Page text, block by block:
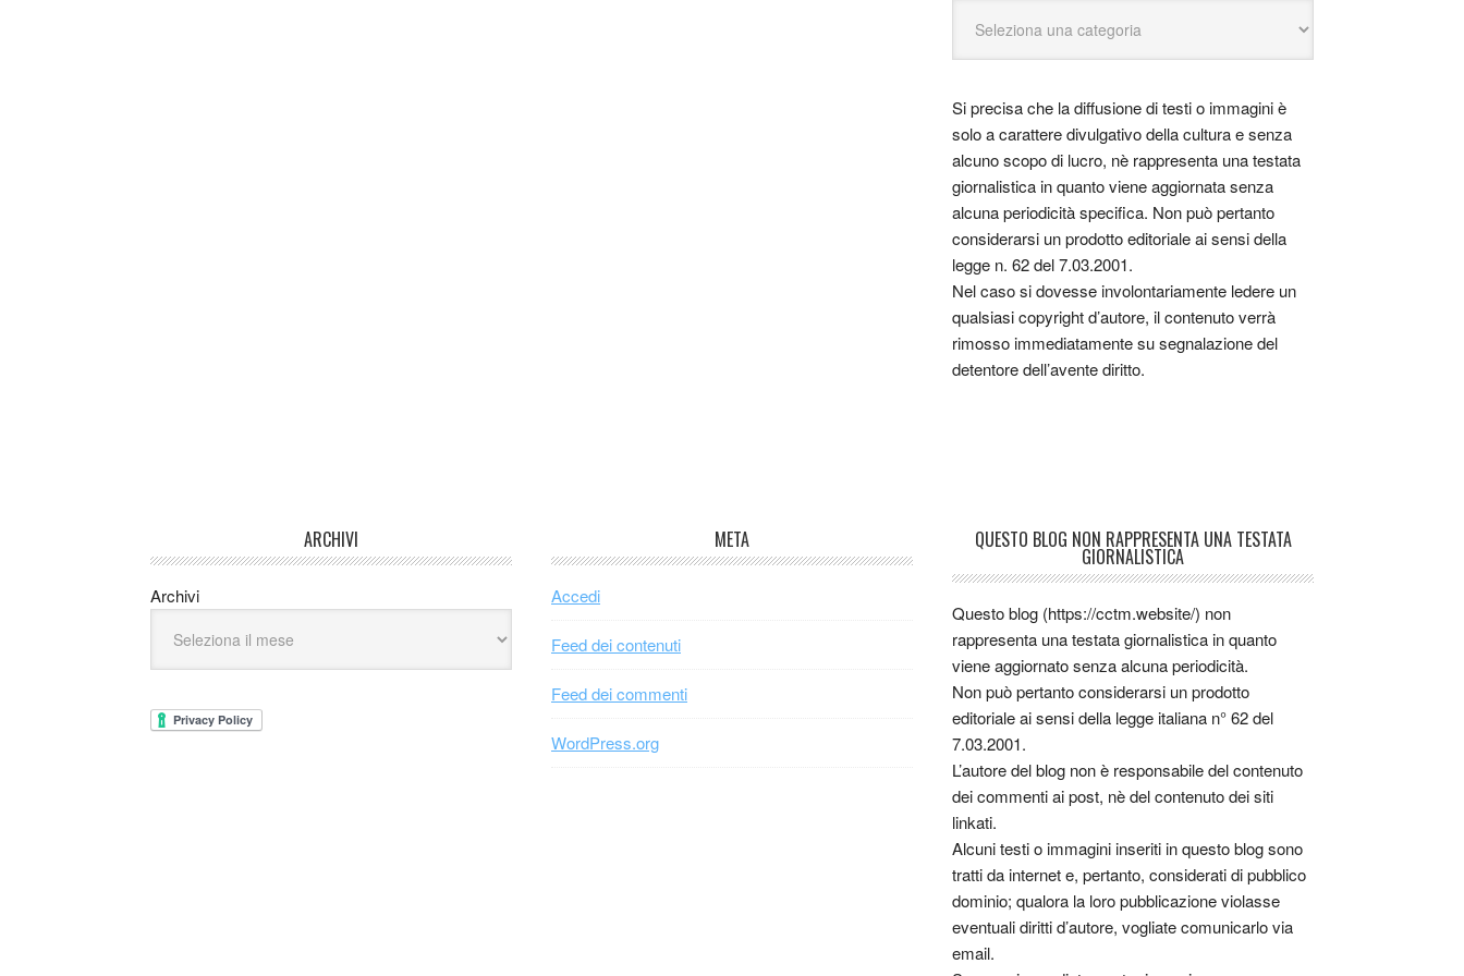
Si precisa che la diffusione di testi o immagini è
solo a carattere divulgativo della cultura e senza
alcuno scopo di lucro, nè rappresenta una testata
giornalistica in quanto viene aggiornata senza
alcuna periodicità specifica. Non può pertanto
considerarsi un prodotto editoriale ai sensi della
legge n. 62 del 7.03.2001.
Nel caso si dovesse involontariamente ledere un
qualsiasi copyright d’autore, il contenuto verrà
rimosso immediatamente su segnalazione del
detentore dell’avente diritto.
ARCHIVI
Archivi
META
Accedi
Feed dei contenuti
Feed dei commenti
WordPress.org
QUESTO BLOG NON RAPPRESENTA UNA TESTATA
GIORNALISTICA
Questo blog (https://cctm.website/) non
rappresenta una testata giornalistica in quanto
viene aggiornato senza alcuna periodicità.
Non può pertanto considerarsi un prodotto
editoriale ai sensi della legge italiana n° 62 del
7.03.2001.
L’autore del blog non è responsabile del contenuto
dei commenti ai post, nè del contenuto dei siti
linkati.
Alcuni testi o immagini inseriti in questo blog sono
tratti da internet e, pertanto, considerati di pubblico
dominio; qualora la loro pubblicazione violasse
eventuali diritti d’autore, vogliate comunicarlo via
email.